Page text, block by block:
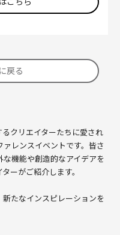
戻る
クリエイターたちに愛され
レンスイベントです。皆さ
機能や創造的なアイデアを
ーがご紹介します。
たなインスピレーションを